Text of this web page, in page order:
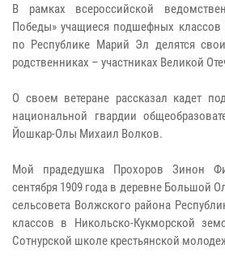
В рамках всероссийской
Победы» учащиеся подшефных классов
по Республике Марий Эл делятся
родственниках – участниках Великой
О своем ветеране рассказал кадет
национальной гвардии
Йошкар-Олы Михаил Волков.
Мой прадедушка Прохоров Зинон
сентября 1909 года в деревне Большой
сельсовета Волжского района
классов в Никольско-Кукморской
Сотнурской школе крестьянской